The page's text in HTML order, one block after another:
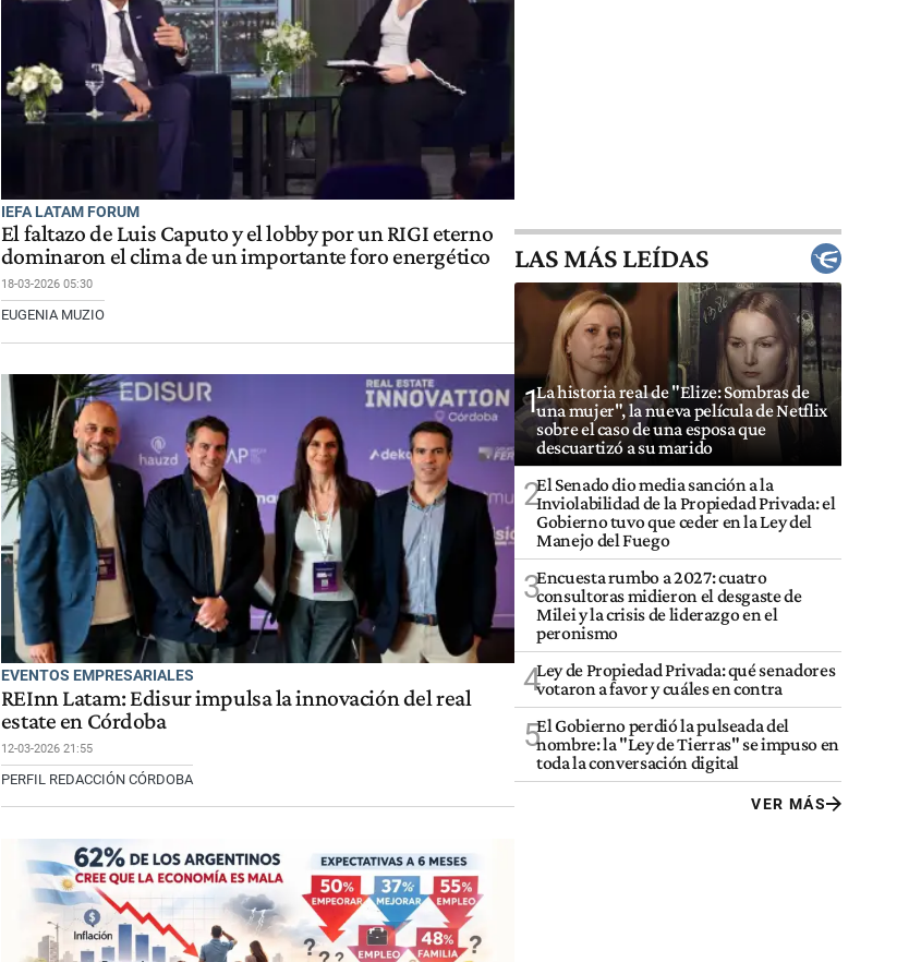
IEFA LATAM FORUM
El faltazo de Luis Caputo y el lobby por un RIGI eterno
dominaron el clima de un importante foro energético
18-03-2026 05:30
EUGENIA MUZIO
EVENTOS EMPRESARIALES
REInn Latam: Edisur impulsa la innovación del real
estate en Córdoba
12-03-2026 21:55
PERFIL REDACCIÓN CÓRDOBA
LAS MÁS LEÍDAS
1La historia real de "Elize: Sombras de
una mujer", la nueva película de Netflix
sobre el caso de una esposa que
descuartizó a su marido
2El Senado dio media sanción a la
Inviolabilidad de la Propiedad Privada: el
Gobierno tuvo que ceder en la Ley del
Manejo del Fuego
3Encuesta rumbo a 2027: cuatro
consultoras midieron el desgaste de
Milei y la crisis de liderazgo en el
peronismo
4Ley de Propiedad Privada: qué senadores
votaron a favor y cuáles en contra
5El Gobierno perdió la pulseada del
nombre: la "Ley de Tierras" se impuso en
toda la conversación digital
VER MÁS